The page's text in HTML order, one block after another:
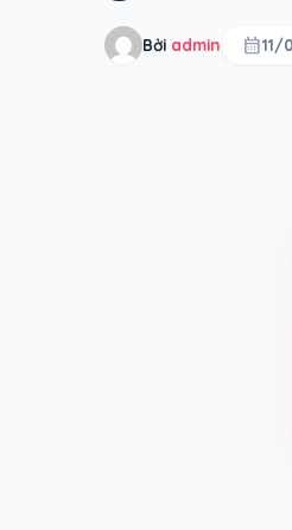
Bởi admin calendar_month11/